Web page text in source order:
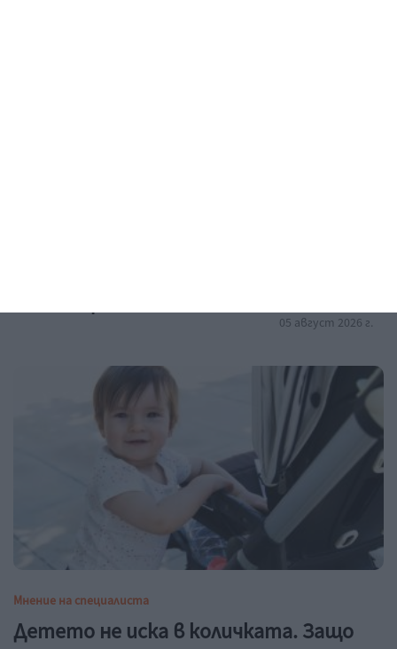
Някой ще обича точно теб
05 август 2026 г.
Мнение на специалиста
Детето не иска в количката. Защо